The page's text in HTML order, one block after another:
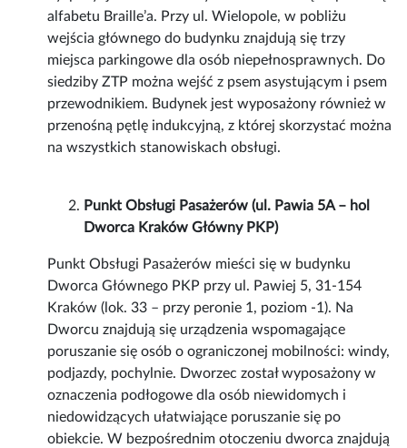
alfabetu Braille’a. Przy ul. Wielopole, w pobliżu
wejścia głównego do budynku znajdują się trzy
miejsca parkingowe dla osób niepełnosprawnych. Do
siedziby ZTP można wejść z psem asystującym i psem
przewodnikiem. Budynek jest wyposażony również w
przenośną pętlę indukcyjną, z której skorzystać można
na wszystkich stanowiskach obsługi.
Punkt Obsługi Pasażerów (ul. Pawia 5A – hol
Dworca Kraków Główny PKP)
Punkt Obsługi Pasażerów mieści się w budynku
Dworca Głównego PKP przy ul. Pawiej 5, 31-154
Kraków (lok. 33 – przy peronie 1, poziom -1). Na
Dworcu znajdują się urządzenia wspomagające
poruszanie się osób o ograniczonej mobilności: windy,
podjazdy, pochylnie. Dworzec został wyposażony w
oznaczenia podłogowe dla osób niewidomych i
niedowidzących ułatwiające poruszanie się po
obiekcie. W bezpośrednim otoczeniu dworca znajdują